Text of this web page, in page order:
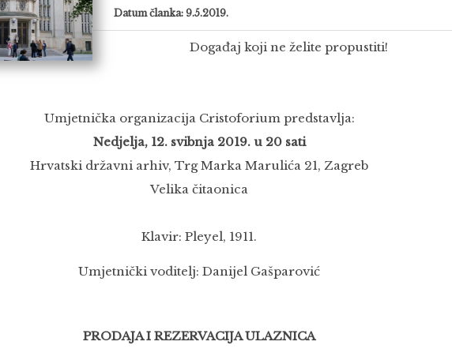
Datum članka: 9.5.2019.
Događaj koji ne želite propustiti!
Umjetnička organizacija Cristoforium predstavlja:
Nedjelja, 12. svibnja 2019. u 20 sati
Hrvatski državni arhiv, Trg Marka Marulića 21, Zagreb
Velika čitaonica
Klavir: Pleyel, 1911.
Umjetnički voditelj: Danijel Gašparović
PRODAJA I REZERVACIJA ULAZNICA